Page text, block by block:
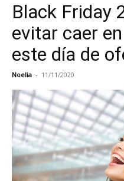
Black Friday
evitar caer
este día de
Noelia - 11/11/2020